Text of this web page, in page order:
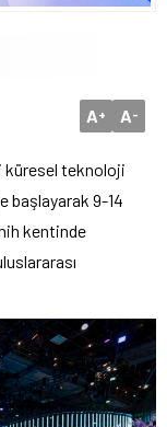
A+ A-
küresel teknoloji
başlayarak 9-14
kentinde